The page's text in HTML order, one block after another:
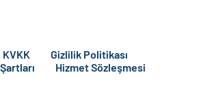
KVKK
Gizlilik Politikası
Hizmet Sözleşmesi